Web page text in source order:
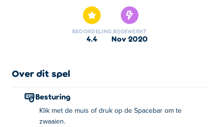
geweldige levels met veel obstakels onderweg. Zorg
ervoor dat je niet in pieken of gaten valt en probeer niet
een van de vele obstakels te raken die je onderweg
Naast het verslaan van verschillende niveaus, kunnen
dierenpersonages te ontgrendelen. Kun jij alle niveaus
doorlopen en elk personage ontgrendelen?
BEOORDELING
4.4
BIJGEWERKT
nov 2020
Over dit spel
Besturing
Klik met de muis of druk op de Spacebar om te
zwaaien.